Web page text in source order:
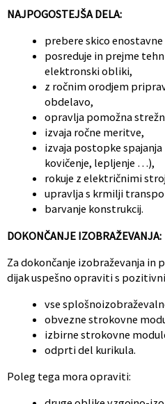
NAJPOGOSTEJŠA DELA:
prebere skico
posreduje in prejme
elektronski obliki,
z ročnim orodjem
obdelavo,
opravlja pomožna
izvaja ročne meritve,
izvaja postopke
kovičenje, lepljenje …),
rokuje z električnimi
upravlja s krmilji
barvanje konstrukcij.
DOKONČANJE IZOBRAŽEVANJA:
Za dokončanje izobraževanja
dijak uspešno opraviti s
vse
obvezne strokovne
izbirne strokovne
odprti del kurikula.
Poleg tega mora opraviti: